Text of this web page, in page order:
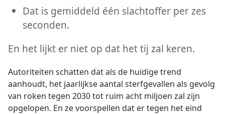
Dat is gemiddeld één slachtoffer per zes
seconden.
En het lijkt er niet op dat het tij zal keren.
Autoriteiten schatten dat als de huidige trend
aanhoudt, het jaarlijkse aantal sterfgevallen als gevolg
van roken tegen 2030 tot ruim acht miljoen zal zijn
opgelopen. En ze voorspellen dat er tegen het eind